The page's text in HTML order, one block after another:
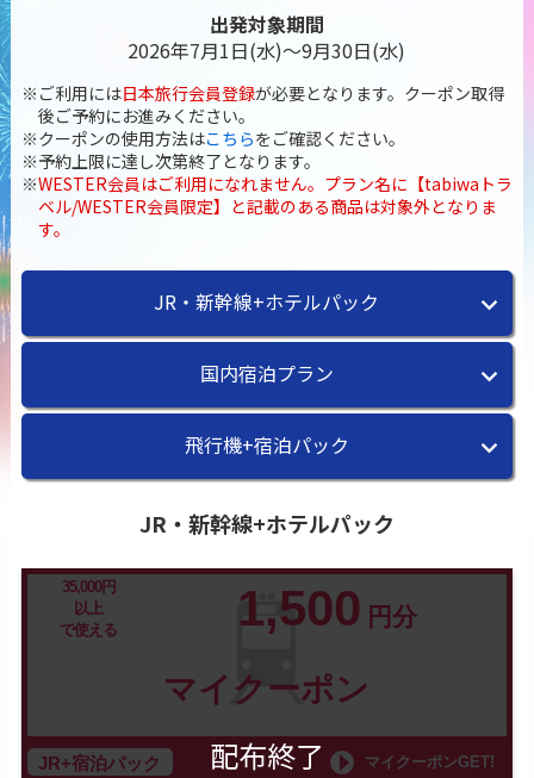
出発対象期間
2026年7月1日(水)～9月30日(水)
ご利用には日本旅行会員登録が必要となります。クーポン取得
後ご予約にお進みください。
クーポンの使用方法はこちらをご確認ください。
予約上限に達し次第終了となります。
WESTER会員はご利用になれません。プラン名に【tabiwaトラ
ベル/WESTER会員限定】と記載のある商品は対象外となりま
す。
JR・新幹線+ホテルパック
国内宿泊プラン
飛行機+宿泊パック
JR・新幹線+ホテルパック
配布終了
35,000円
以上
で使える
1,500 円分
マイクーポン
JR+宿泊パック マイクーポンGET!